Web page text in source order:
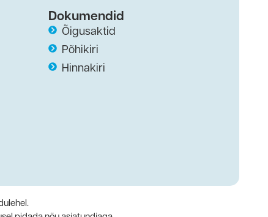
Dokumendid
Õigusaktid
Põhikiri
Hinnakiri